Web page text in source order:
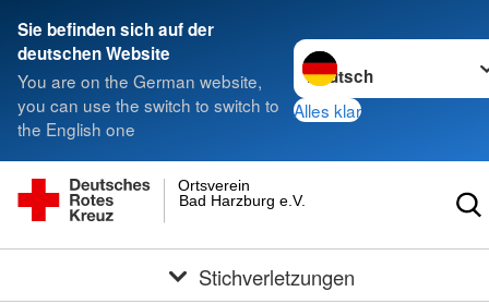
Sie befinden sich auf der
deutschen Website
You are on the German website,
you can use the switch to switch to
the English one
Sprache wechseln zu
Alles klar
Bad Harzburg e.V.
Ortsverein
Stichverletzungen